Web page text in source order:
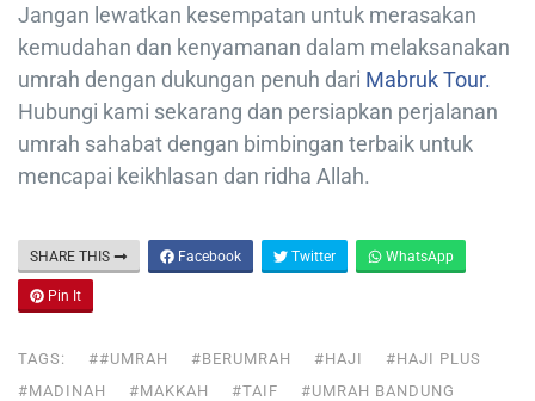
Jangan lewatkan kesempatan untuk merasakan
kemudahan dan kenyamanan dalam melaksanakan
umrah dengan dukungan penuh dari Mabruk Tour.
Hubungi kami sekarang dan persiapkan perjalanan
umrah sahabat dengan bimbingan terbaik untuk
mencapai keikhlasan dan ridha Allah.
SHARE THIS Facebook Twitter WhatsApp
Pin It
TAGS: ##UMRAH #BERUMRAH #HAJI
#HAJI PLUS
#MADINAH
#MAKKAH #TAIF
#UMRAH BANDUNG